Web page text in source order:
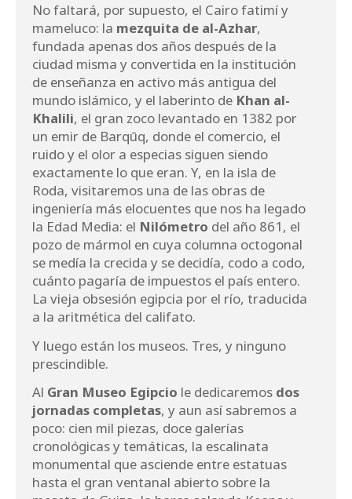
No faltará, por supuesto, el Cairo fatimí y
mameluco: la mezquita de al-Azhar,
fundada apenas dos años después de la
ciudad misma y convertida en la institución
de enseñanza en activo más antigua del
mundo islámico, y el laberinto de Khan al-
Khalili, el gran zoco levantado en 1382 por
un emir de Barqūq, donde el comercio, el
ruido y el olor a especias siguen siendo
exactamente lo que eran. Y, en la isla de
Roda, visitaremos una de las obras de
ingeniería más elocuentes que nos ha legado
la Edad Media: el Nilómetro del año 861, el
pozo de mármol en cuya columna octogonal
se medía la crecida y se decidía, codo a codo,
cuánto pagaría de impuestos el país entero.
La vieja obsesión egipcia por el río, traducida
a la aritmética del califato.
Y luego están los museos. Tres, y ninguno
prescindible.
Al Gran Museo Egipcio le dedicaremos dos
jornadas completas, y aun así sabremos a
poco: cien mil piezas, doce galerías
cronológicas y temáticas, la escalinata
monumental que asciende entre estatuas
hasta el gran ventanal abierto sobre la